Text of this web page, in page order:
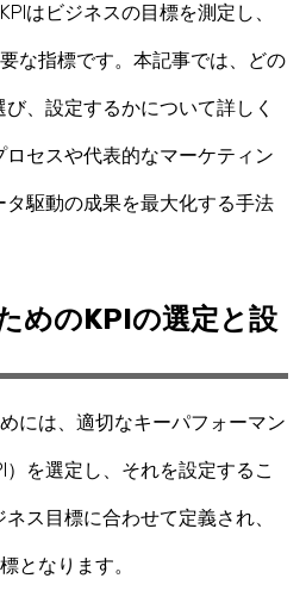
はビジネスの目標を測定し、
な指標です。本記事では、どの
、設定するかについて詳しく
ロセスや代表的なマーケティン
タ駆動の成果を最大化する手法
めのKPIの選定と設
には、適切なキーパフォーマン
を選定し、それを設定するこ
ス目標に合わせて定義され、
となります。